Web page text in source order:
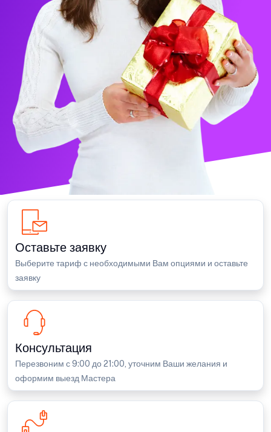
Оставьте заявку
Выберите тариф с необходимыми Вам опциями и оставьте
заявку
Консультация
Перезвоним с 9:00 до 21:00, уточним Ваши желания и
оформим выезд Мастера